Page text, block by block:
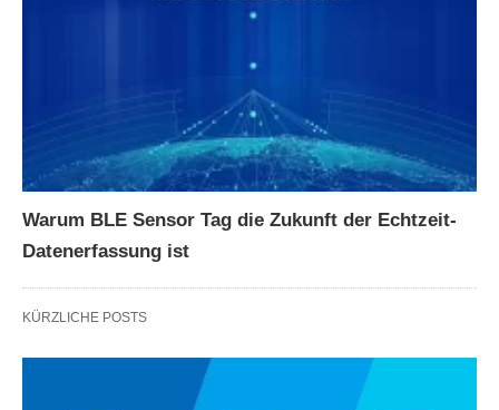
Warum BLE Sensor Tag die Zukunft der Echtzeit-
Datenerfassung ist
KÜRZLICHE POSTS